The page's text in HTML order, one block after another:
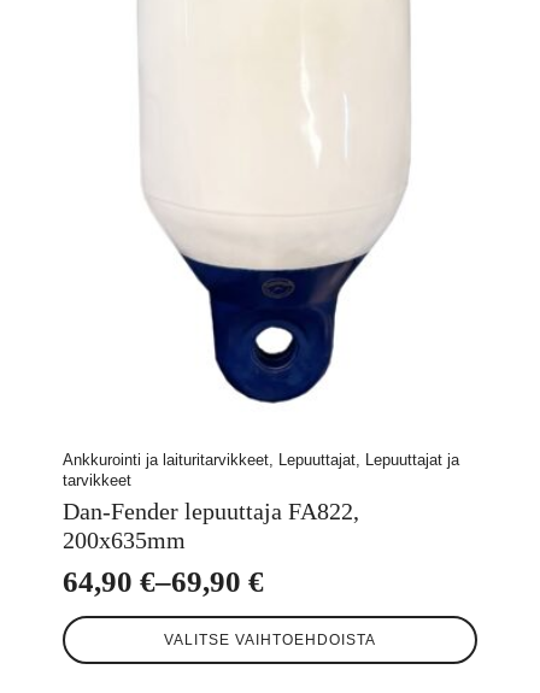
Ankkurointi ja laituritarvikkeet, Lepuuttajat, Lepuuttajat ja
tarvikkeet
Dan-Fender lepuuttaja FA822,
200x635mm
64,90 €–69,90 €
Hintaluokka:
64,90 €
VALITSE VAIHTOEHDOISTA
Tällä
tuotteella